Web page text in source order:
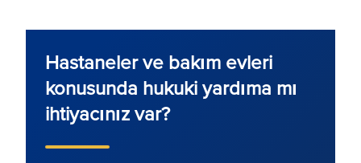
Hastaneler ve bakım evleri
konusunda hukuki yardıma mı
ihtiyacınız var?